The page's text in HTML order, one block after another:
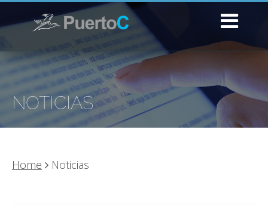
NOTICIAS
Home Noticias